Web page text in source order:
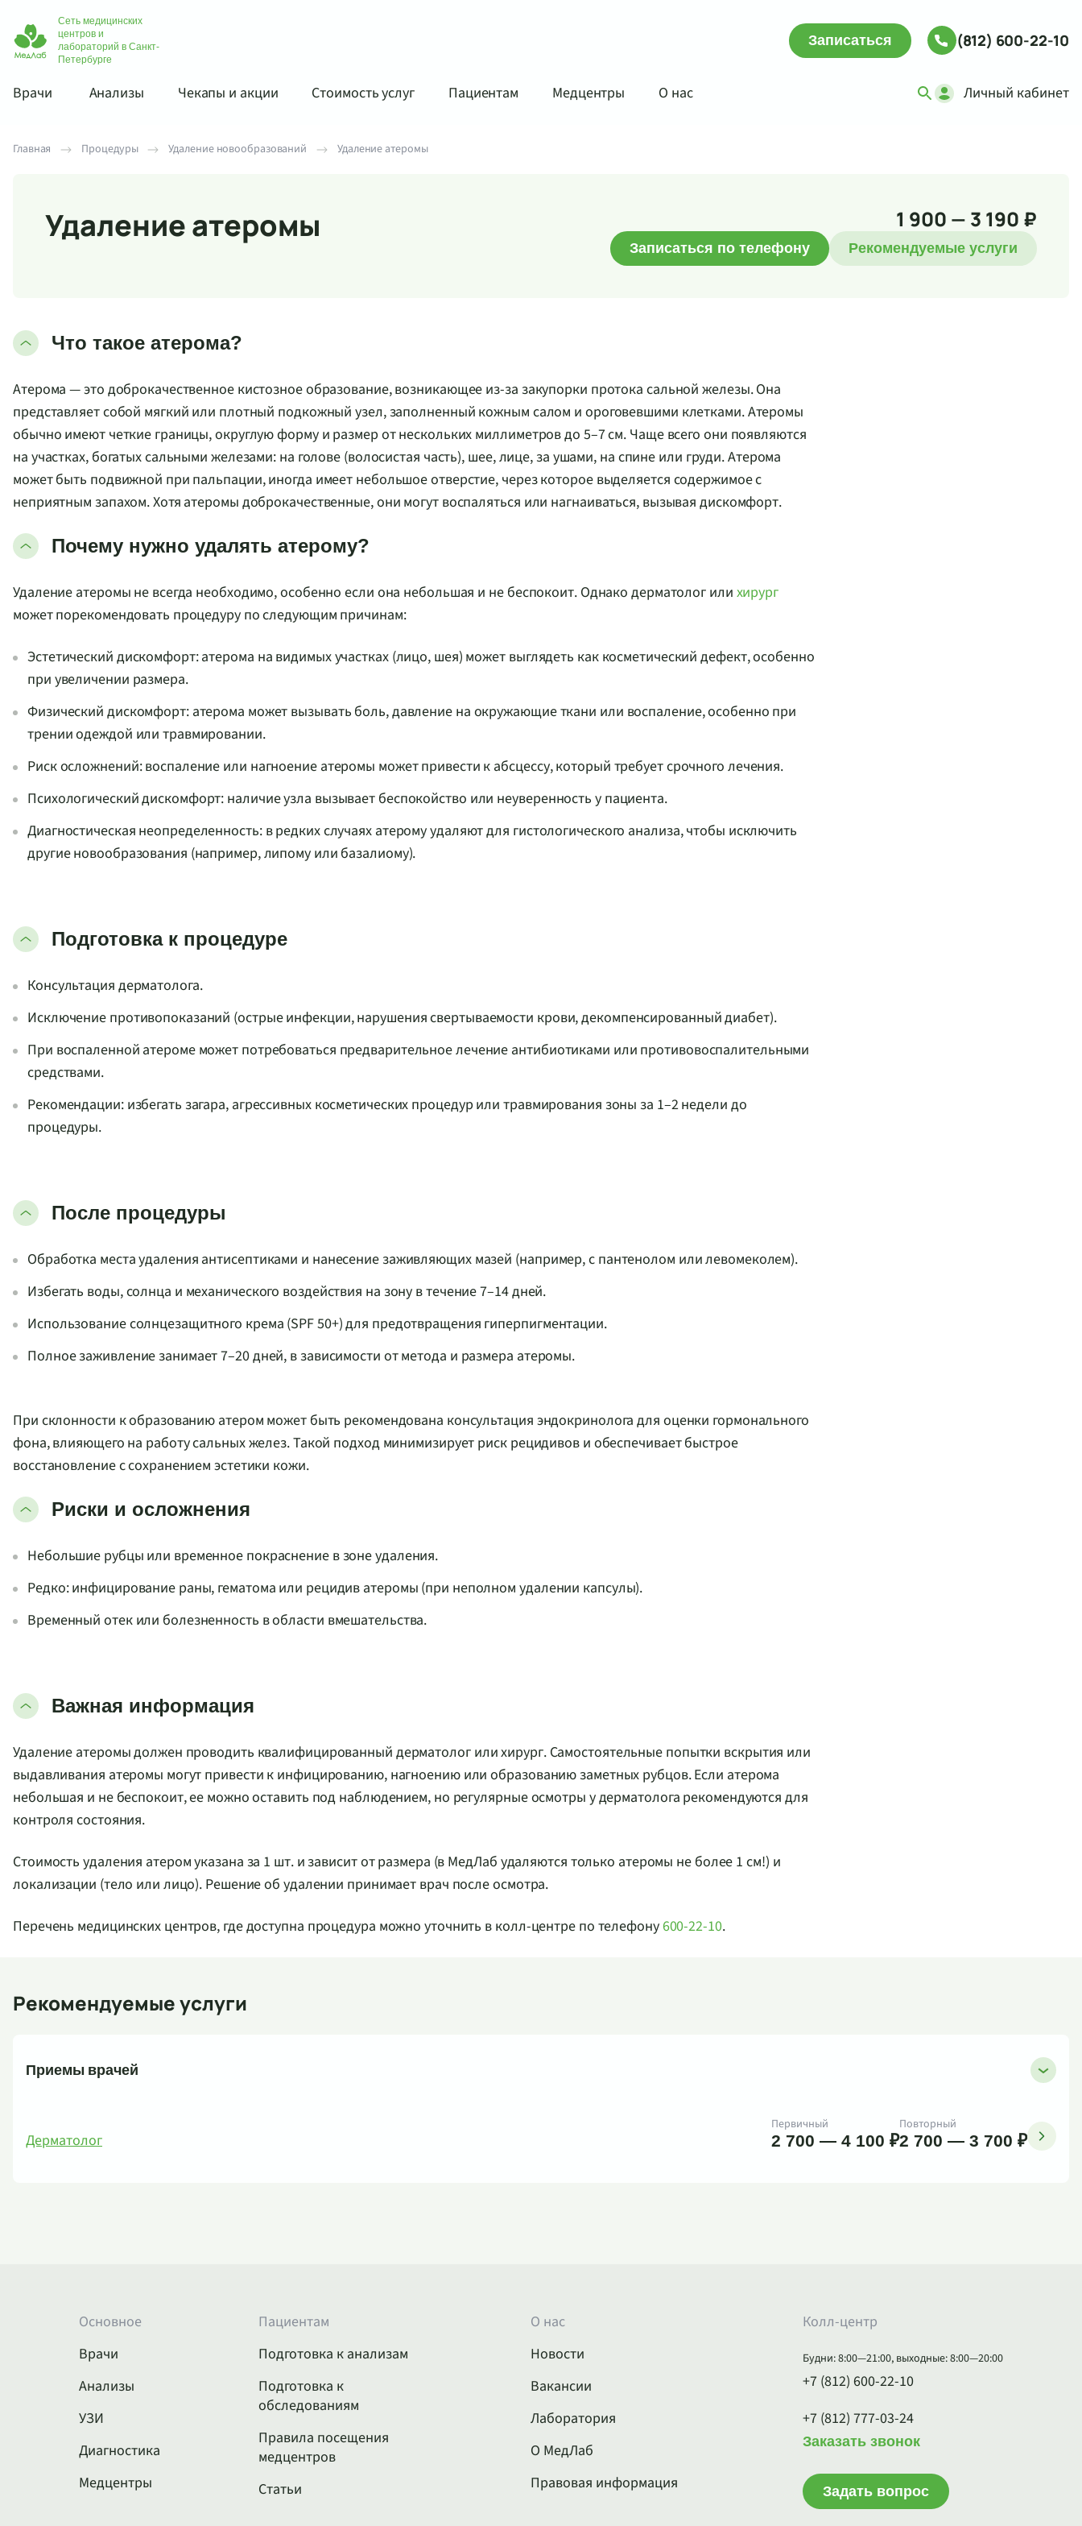
Сеть медицинских
центров и
лабораторий в Санкт-
Петербурге
Записаться (812) 600-22-10
Врачи Анализы Чекапы и акции Стоимость услуг Пациентам Медцентры О нас Личный кабинет
Главная Процедуры Удаление новообразований Удаление атеромы
Удаление атеромы 1 900 — 3 190 ₽
Записаться по телефону Рекомендуемые услуги
Что такое атерома?
Атерома — это доброкачественное кистозное образование, возникающее из-за закупорки протока сальной железы. Она
представляет собой мягкий или плотный подкожный узел, заполненный кожным салом и ороговевшими клетками. Атеромы
обычно имеют четкие границы, округлую форму и размер от нескольких миллиметров до 5–7 см. Чаще всего они появляются
на участках, богатых сальными железами: на голове (волосистая часть), шее, лице, за ушами, на спине или груди. Атерома
может быть подвижной при пальпации, иногда имеет небольшое отверстие, через которое выделяется содержимое с
неприятным запахом. Хотя атеромы доброкачественные, они могут воспаляться или нагнаиваться, вызывая дискомфорт.
Почему нужно удалять атерому?
Удаление атеромы не всегда необходимо, особенно если она небольшая и не беспокоит. Однако дерматолог или хирург
может порекомендовать процедуру по следующим причинам:
Эстетический дискомфорт: атерома на видимых участках (лицо, шея) может выглядеть как косметический дефект, особенно
при увеличении размера.
Физический дискомфорт: атерома может вызывать боль, давление на окружающие ткани или воспаление, особенно при
трении одеждой или травмировании.
Риск осложнений: воспаление или нагноение атеромы может привести к абсцессу, который требует срочного лечения.
Психологический дискомфорт: наличие узла вызывает беспокойство или неуверенность у пациента.
Диагностическая неопределенность: в редких случаях атерому удаляют для гистологического анализа, чтобы исключить
другие новообразования (например, липому или базалиому).
Подготовка к процедуре
Консультация дерматолога.
Исключение противопоказаний (острые инфекции, нарушения свертываемости крови, декомпенсированный диабет).
При воспаленной атероме может потребоваться предварительное лечение антибиотиками или противовоспалительными
средствами.
Рекомендации: избегать загара, агрессивных косметических процедур или травмирования зоны за 1–2 недели до
процедуры.
После процедуры
Обработка места удаления антисептиками и нанесение заживляющих мазей (например, с пантенолом или левомеколем).
Избегать воды, солнца и механического воздействия на зону в течение 7–14 дней.
Использование солнцезащитного крема (SPF 50+) для предотвращения гиперпигментации.
Полное заживление занимает 7–20 дней, в зависимости от метода и размера атеромы.
При склонности к образованию атером может быть рекомендована консультация эндокринолога для оценки гормонального
фона, влияющего на работу сальных желез. Такой подход минимизирует риск рецидивов и обеспечивает быстрое
восстановление с сохранением эстетики кожи.
Риски и осложнения
Небольшие рубцы или временное покраснение в зоне удаления.
Редко: инфицирование раны, гематома или рецидив атеромы (при неполном удалении капсулы).
Временный отек или болезненность в области вмешательства.
Важная информация
Удаление атеромы должен проводить квалифицированный дерматолог или хирург. Самостоятельные попытки вскрытия или
выдавливания атеромы могут привести к инфицированию, нагноению или образованию заметных рубцов. Если атерома
небольшая и не беспокоит, ее можно оставить под наблюдением, но регулярные осмотры у дерматолога рекомендуются для
контроля состояния.
Стоимость удаления атером указана за 1 шт. и зависит от размера (в МедЛаб удаляются только атеромы не более 1 см!) и
локализации (тело или лицо). Решение об удалении принимает врач после осмотра.
Перечень медицинских центров, где доступна процедура можно уточнить в колл-центре по телефону600-22-10.
Рекомендуемые услуги
Приемы врачей
Дерматолог
Первичный
2 700 — 4 100 ₽
Повторный
2 700 — 3 700 ₽
Основное
Врачи
Анализы
УЗИ
Диагностика
Медцентры
Пациентам
Подготовка к анализам
Подготовка к
обследованиям
Правила посещения
медцентров
Статьи
О нас
Новости
Вакансии
Лаборатория
О МедЛаб
Правовая информация
Колл-центр
Будни: 8:00—21:00, выходные: 8:00—20:00
+7 (812) 600-22-10
+7 (812) 777-03-24
Заказать звонок
Задать вопрос